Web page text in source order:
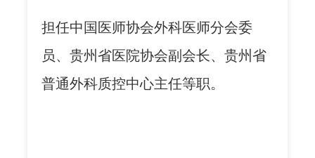
担任中国医师协会外科医师分会委
员、贵州省医院协会副会长、贵州省
普通外科质控中心主任等职。